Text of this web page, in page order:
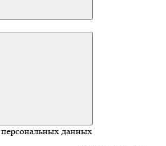
персональных данных